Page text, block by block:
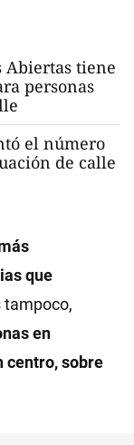
Abiertas tiene
personas
el número
de calle
que
tampoco,
en
centro, sobre